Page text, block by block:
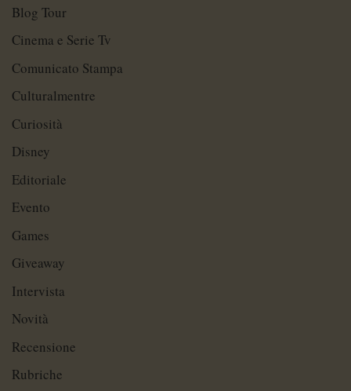
Blog Tour
Cinema e Serie Tv
Comunicato Stampa
Culturalmentre
Curiosità
Disney
Editoriale
Evento
Games
Giveaway
Intervista
Novità
Recensione
Rubriche